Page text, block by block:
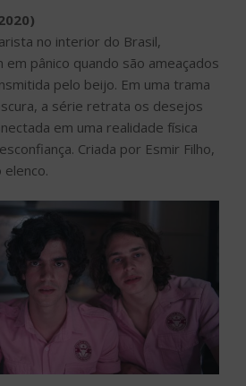
no interior do Brasil,
pânico quando são ameaçados
pelo beijo. Em uma trama
a série retrata os desejos
em uma realidade física
Criada por Esmir Filho,
elenco.